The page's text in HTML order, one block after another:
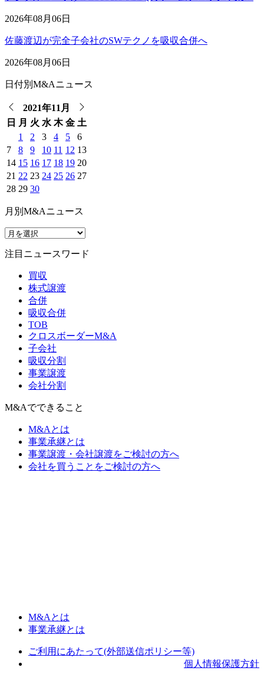
2026年08月06日
佐藤渡辺が完全子会社のSWテクノを吸収合併へ
2026年08月06日
日付別M&Aニュース
2021年11月
日
月 火 水 木 金 土
1
2 3 4 5
6
7
8 9 10 11 12 13
14 15 16 17 18 19 20
21 22 23 24 25 26 27
28 29 30
月別M&Aニュース
注目ニュースワード
買収
株式譲渡
合併
吸収合併
TOB
クロスボーダーM&A
子会社
吸収分割
事業譲渡
会社分割
M&Aでできること
M&Aとは
事業承継とは
事業譲渡・会社譲渡をご検討の方へ
会社を買うことをご検討の方へ
M&Aとは
事業承継とは
ご利用にあたって(外部送信ポリシー等)
個人情報保護方針